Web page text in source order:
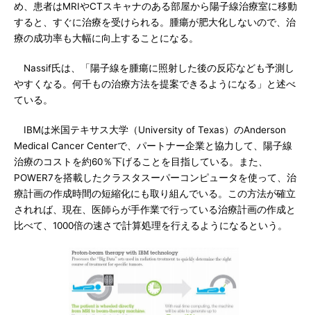
め、患者はMRIやCTスキャナのある部屋から陽子線治療室に移動
すると、すぐに治療を受けられる。腫瘍が肥大化しないので、治
療の成功率も大幅に向上することになる。
Nassif氏は、「陽子線を腫瘍に照射した後の反応なども予測し
やすくなる。何千もの治療方法を提案できるようになる」と述べ
ている。
IBMは米国テキサス大学（University of Texas）のAnderson
Medical Cancer Centerで、パートナー企業と協力して、陽子線
治療のコストを約60％下げることを目指している。また、
POWER7を搭載したクラスタスーパーコンピュータを使って、治
療計画の作成時間の短縮化にも取り組んでいる。この方法が確立
されれば、現在、医師らが手作業で行っている治療計画の作成と
比べて、1000倍の速さで計算処理を行えるようになるという。